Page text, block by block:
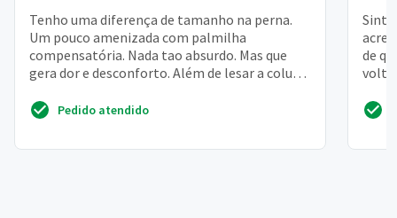
Tenho uma diferença de tamanho na perna.
Um pouco amenizada com palmilha
compensatória. Nada tao absurdo. Mas que
gera dor e desconforto. Além de lesar a coluna
Pedido atendido
Sinto
de